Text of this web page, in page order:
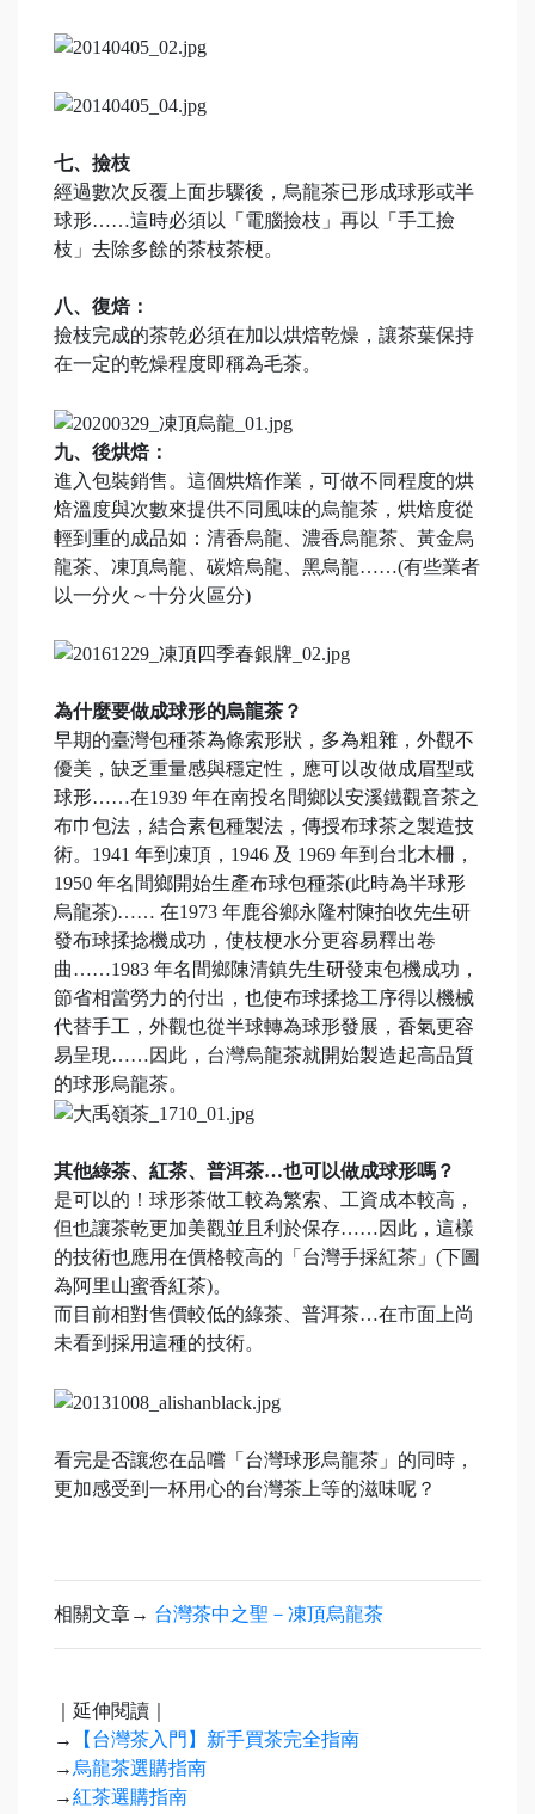
七、撿枝
經過數次反覆上面步驟後，烏龍茶已形成球形或半
球形……這時必須以「電腦撿枝」再以「手工撿
枝」去除多餘的茶枝茶梗。
八、復焙：
撿枝完成的茶乾必須在加以烘焙乾燥，讓茶葉保持
在一定的乾燥程度即稱為毛茶。
九、後烘焙：
進入包裝銷售。這個烘焙作業，可做不同程度的烘
焙溫度與次數來提供不同風味的烏龍茶，烘焙度從
輕到重的成品如：清香烏龍、濃香烏龍茶、黃金烏
龍茶、凍頂烏龍、碳焙烏龍、黑烏龍……(有些業者
以一分火～十分火區分)
為什麼要做成球形的烏龍茶？
早期的臺灣包種茶為條索形狀，多為粗雜，外觀不
優美，缺乏重量感與穩定性，應可以改做成眉型或
球形……在1939 年在南投名間鄉以安溪鐵觀音茶之
布巾包法，結合素包種製法，傳授布球茶之製造技
術。1941 年到凍頂，1946 及 1969 年到台北木柵，
1950 年名間鄉開始生產布球包種茶(此時為半球形
烏龍茶)…… 在1973 年鹿谷鄉永隆村陳拍收先生研
發布球揉捻機成功，使枝梗水分更容易釋出卷
曲……1983 年名間鄉陳清鎮先生研發束包機成功，
節省相當勞力的付出，也使布球揉捻工序得以機械
代替手工，外觀也從半球轉為球形發展，香氣更容
易呈現……因此，台灣烏龍茶就開始製造起高品質
的球形烏龍茶。
其他綠茶、紅茶、普洱茶…也可以做成球形嗎？
是可以的！球形茶做工較為繁索、工資成本較高，
但也讓茶乾更加美觀並且利於保存……因此，這樣
的技術也應用在價格較高的「台灣手採紅茶」(下圖
為阿里山蜜香紅茶)。
而目前相對售價較低的綠茶、普洱茶…在市面上尚
未看到採用這種的技術。
看完是否讓您在品嚐「台灣球形烏龍茶」的同時，
更加感受到一杯用心的台灣茶上等的滋味呢？
相關文章→ 台灣茶中之聖－凍頂烏龍茶
｜延伸閱讀｜
→
【台灣茶入門】新手買茶完全指南
→ 烏龍茶選購指南
→紅茶選購指南